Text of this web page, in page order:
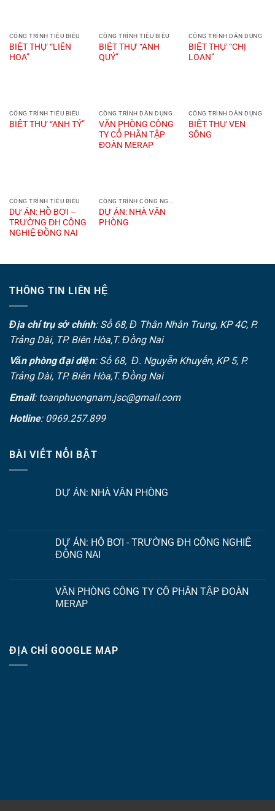
CÔNG TRÌNH TIÊU BIỂU
BIỆT THỰ “LIÊN
HOA”
CÔNG TRÌNH TIÊU BIỂU
BIỆT THỰ “ANH
QUÝ”
CÔNG TRÌNH DÂN DỤNG
BIỆT THỰ “CHỊ
LOAN”
CÔNG TRÌNH TIÊU BIỂU
BIỆT THỰ “ANH TÝ”
CÔNG TRÌNH DÂN DỤNG
VĂN PHÒNG CÔNG
TY CỔ PHẦN TẬP
ĐOÀN MERAP
CÔNG TRÌNH DÂN DỤNG
BIỆT THỰ VEN
SÔNG
CÔNG TRÌNH TIÊU BIỂU
DỰ ÁN: HỒ BƠI –
TRƯỜNG ĐH CÔNG
NGHIỆ ĐỒNG NAI
CÔNG TRÌNH CÔNG NGHIỆP
DỰ ÁN: NHÀ VĂN
PHÒNG
THÔNG TIN LIÊN HỆ
Địa chỉ trụ sở chính: Số 68, Đ Thân Nhân Trung, KP 4C, P.
Trảng Dài, TP. Biên Hòa,T. Đồng Nai
Văn phòng đại diện: Số 68, Đ. Nguyễn Khuyến, KP 5, P.
Trảng Dài, TP. Biên Hòa,T. Đồng Nai
Email: toanphuongnam.jsc@gmail.com
Hotline: 0969.257.899
BÀI VIẾT NỔI BẬT
DỰ ÁN: NHÀ VĂN PHÒNG
DỰ ÁN: HỒ BƠI - TRƯỜNG ĐH CÔNG NGHIỆ
ĐỒNG NAI
VĂN PHÒNG CÔNG TY CỔ PHẦN TẬP ĐOÀN
MERAP
ĐỊA CHỈ GOOGLE MAP